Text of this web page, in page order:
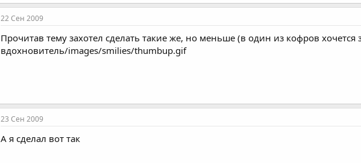
22 Сен 2009
Прочитав тему захотел сделать такие же, но меньше (в один из кофров
вдохновитель/images/smilies/thumbup.gif
23 Сен 2009
А я сделал вот так